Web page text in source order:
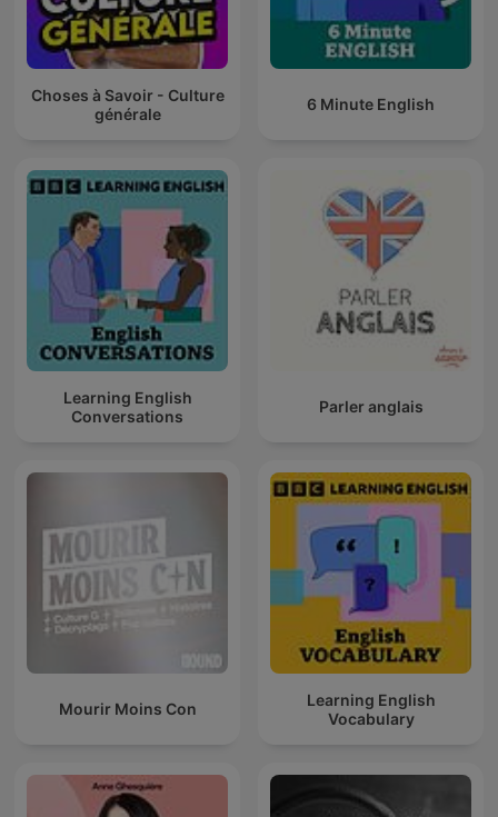
Choses à Savoir - Culture
générale
6 Minute English
Learning English
Conversations
Parler anglais
Mourir Moins Con
Learning English
Vocabulary